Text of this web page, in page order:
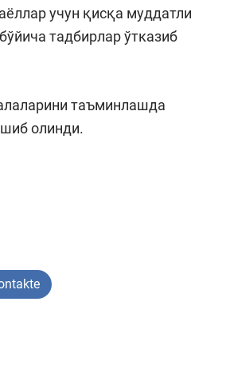
учун қисқа муддатли
тадбирлар ўтказиб
таъминлашда
олинди.